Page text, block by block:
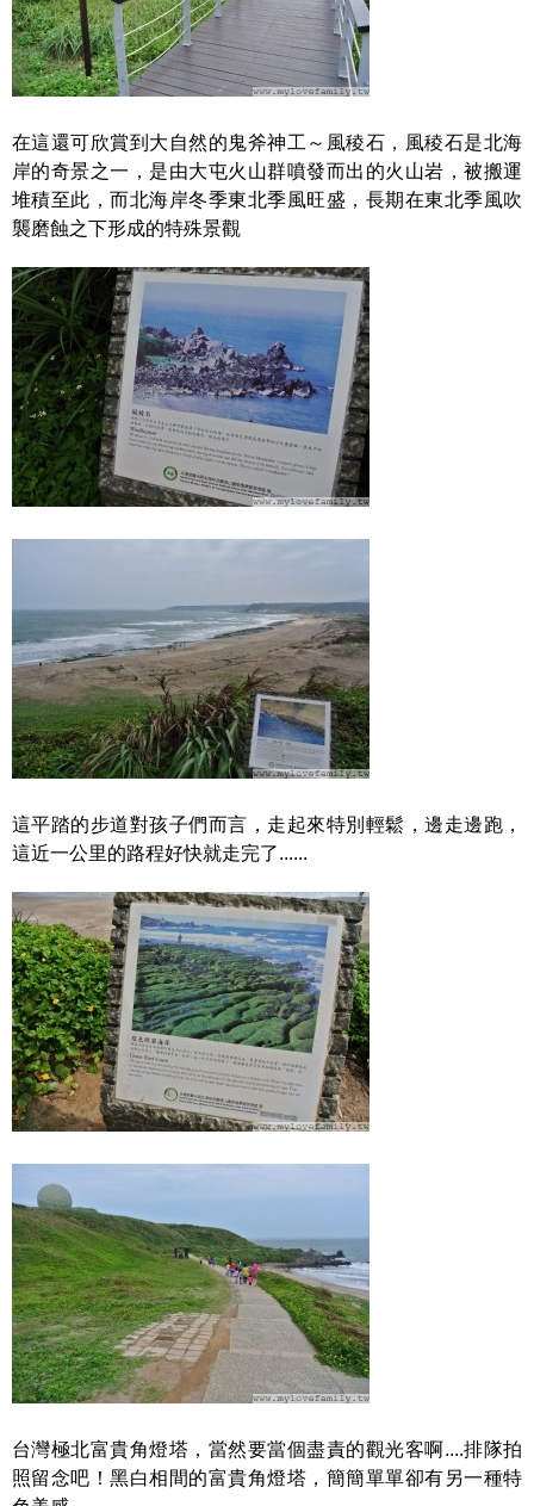
在這還可欣賞到大自然的鬼斧神工～風稜石，風稜石是北海
岸的奇景之一，是由大屯火山群噴發而出的火山岩，被搬運
堆積至此，而北海岸冬季東北季風旺盛，長期在東北季風吹
襲磨蝕之下形成的特殊景觀
這平踏的步道對孩子們而言，走起來特別輕鬆，邊走邊跑，
這近一公里的路程好快就走完了......
台灣極北富貴角燈塔，當然要當個盡責的觀光客啊....排隊拍
照留念吧！黑白相間的富貴角燈塔，簡簡單單卻有另一種特